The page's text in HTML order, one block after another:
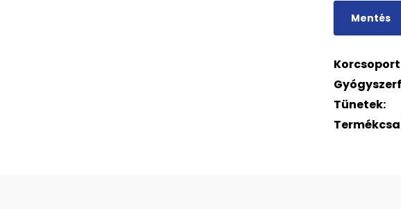
Mentés
Tünetek: